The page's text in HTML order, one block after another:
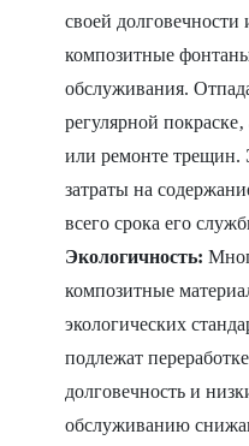
своей долговечности
композитные
обслуживания.
регулярной
или ремонте трещин.
затраты на
всего срока его
Экологичность:
композитные
экологических
подлежат
долговечность и
обслуживанию